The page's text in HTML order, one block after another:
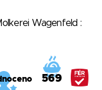
Wagenfeld :
569